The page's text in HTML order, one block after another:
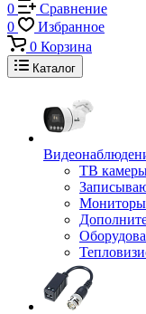
0
Сравнение
0
Избранное
0 Корзина
Каталог
ТВ
Мониторы